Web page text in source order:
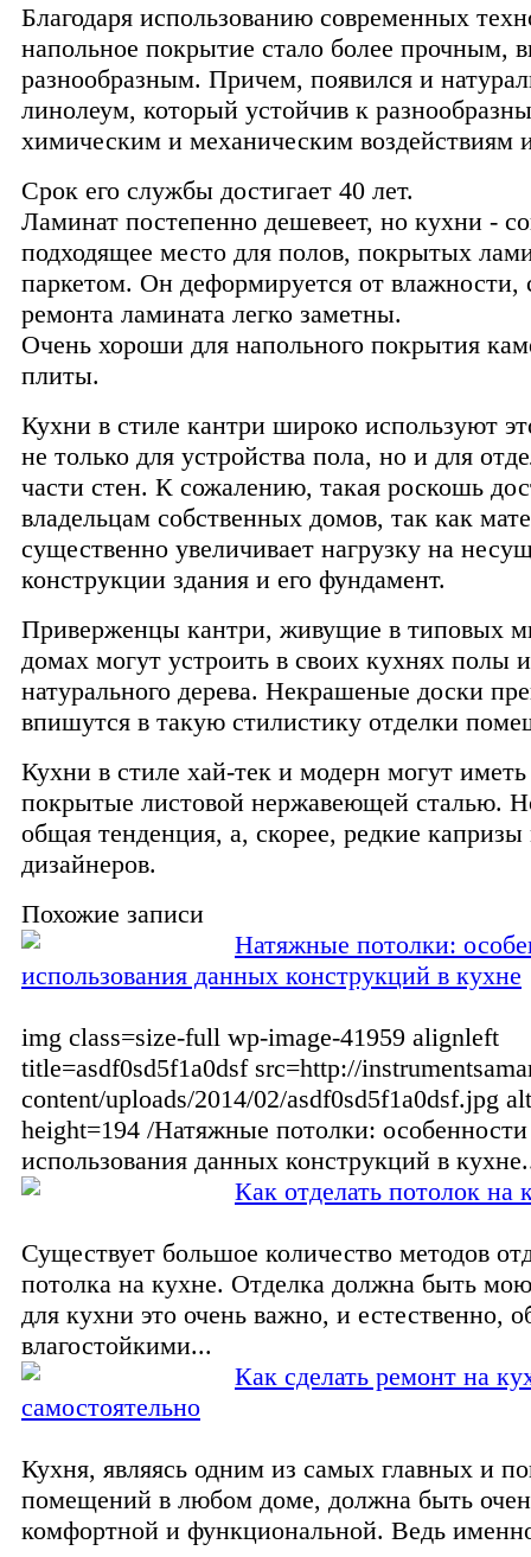
Благодаря использованию современных
напольное покрытие стало более прочным,
разнообразным. Причем, появился и
линолеум, который устойчив к
химическим и механическим воздействиям
Срок его службы достигает 40 лет.
Ламинат постепенно дешевеет, но кухни -
подходящее место для полов, покрытых
паркетом. Он деформируется от влажности,
ремонта ламината легко заметны.
Очень хороши для напольного покрытия
плиты.
Кухни в стиле кантри широко используют
не только для устройства пола, но и для
части стен. К сожалению, такая роскошь
владельцам собственных домов, так как
существенно увеличивает нагрузку на
конструкции здания и его фундамент.
Приверженцы кантри, живущие в типовых
домах могут устроить в своих кухнях полы
натурального дерева. Некрашеные доски
впишутся в такую стилистику отделки
Кухни в стиле хай-тек и модерн могут
покрытые листовой нержавеющей сталью.
общая тенденция, а, скорее, редкие
дизайнеров.
Похожие записи
Натяжные потолки:
использования данных конструкций в кухне
img class=size-full wp-image-41959 alignleft
title=asdf0sd5f1a0dsf src=http://
content/uploads/2014/02/asdf0sd5f1a0dsf.jpg
height=194 /Натяжные потолки: особенности
использования данных конструкций в
Как отделать потолок на
Существует большое количество методов
потолка на кухне. Отделка должна быть
для кухни это очень важно, и естественно,
влагостойкими...
Как сделать ремонт на
самостоятельно
Кухня, являясь одним из самых главных и
помещений в любом доме, должна быть
комфортной и функциональной. Ведь